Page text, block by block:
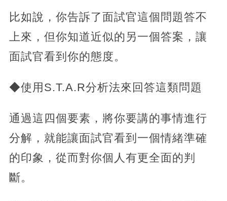
比如說，你告訴了面試官這個問題答不
上來，但你知道近似的另一個答案，讓
面試官看到你的態度。
◆使用S.T.A.R分析法來回答這類問題
通過這四個要素，將你要講的事情進行
分解，就能讓面試官看到一個情緒準確
的印象，從而對你個人有更全面的判
斷。